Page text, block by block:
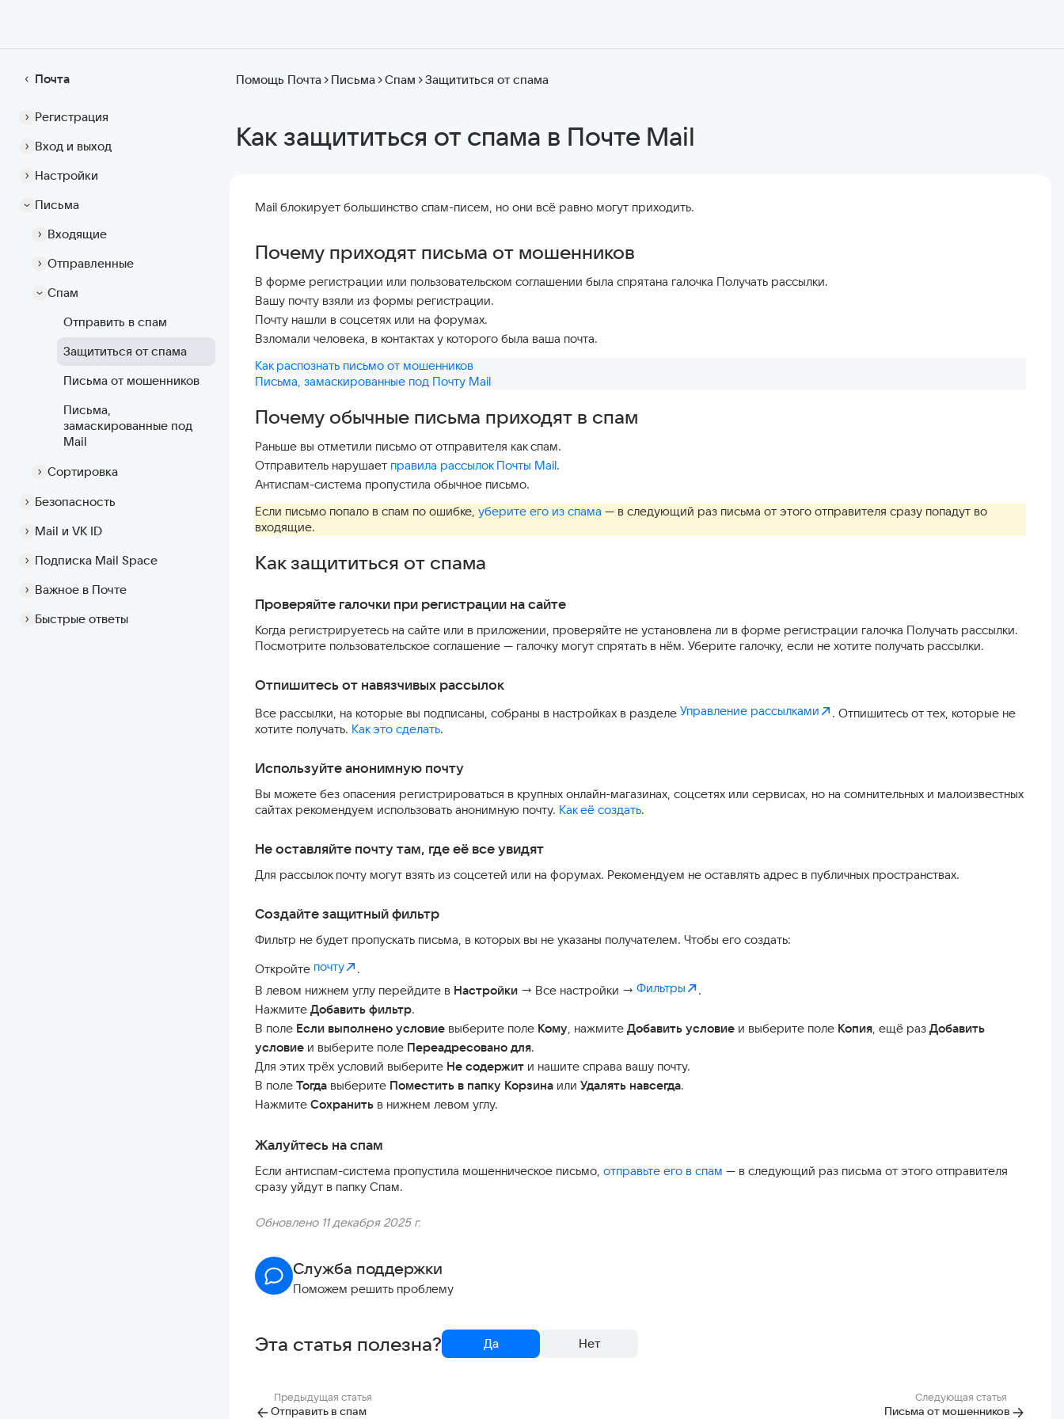
Почта
Регистрация
Вход и выход
Настройки
Письма
Входящие
Отправленные
Спам
Отправить в спам
Защититься от спама
Письма от мошенников
Письма,
замаскированные под
Mail
Сортировка
Безопасность
Mail и VK ID
Подписка Mail Space
Важное в Почте
Быстрые ответы
Помощь Почта Письма Спам Защититься от спама
Как защититься от спама в Почте Mail
Mail блокирует большинство спам-писем, но они всё равно могут приходить.
Почему приходят письма от мошенников
В форме регистрации или пользовательском соглашении была спрятана галочка Получать рассылки.
Вашу почту взяли из формы регистрации.
Почту нашли в соцсетях или на форумах.
Взломали человека, в контактах у которого была ваша почта.
Как распознать письмо от мошенников
Письма, замаскированные под Почту Mail
Почему обычные письма приходят в спам
Раньше вы отметили письмо от отправителя как спам.
Отправитель нарушает правила рассылок Почты Mail.
Антиспам-система пропустила обычное письмо.
Если письмо попало в спам по ошибке, уберите его из спама — в следующий раз письма от этого отправителя сразу попадут во
входящие.
Как защититься от спама
Проверяйте галочки при регистрации на сайте
Когда регистрируетесь на сайте или в приложении, проверяйте не установлена ли в форме регистрации галочка Получать рассылки.
Посмотрите пользовательское соглашение — галочку могут спрятать в нём. Уберите галочку, если не хотите получать рассылки.
Отпишитесь от навязчивых рассылок
Все рассылки, на которые вы подписаны, собраны в настройках в разделе Управление рассылками
. Отпишитесь от тех, которые не
хотите получать. Как это сделать.
Используйте анонимную почту
Вы можете без опасения регистрироваться в крупных онлайн-магазинах, соцсетях или сервисах, но на сомнительных и малоизвестных
сайтах рекомендуем использовать анонимную почту. Как её создать.
Не оставляйте почту там, где её все увидят
Для рассылок почту могут взять из соцсетей или на форумах. Рекомендуем не оставлять адрес в публичных пространствах.
Создайте защитный фильтр
Фильтр не будет пропускать письма, в которых вы не указаны получателем. Чтобы его создать:
Откройте почту
.
В левом нижнем углу перейдите в Настройки → Все настройки → Фильтры
.
Нажмите Добавить фильтр.
В поле Если выполнено условие выберите поле Кому, нажмите Добавить условие и выберите поле Копия, ещё раз Добавить
условие и выберите поле Переадресовано для.
Для этих трёх условий выберите Не содержит и нашите справа вашу почту.
В поле Тогда выберите Поместить в папку Корзина или Удалять навсегда.
Нажмите Сохранить в нижнем левом углу.
Жалуйтесь на спам
Если антиспам-система пропустила мошенническое письмо, отправьте его в спам — в следующий раз письма от этого отправителя
сразу уйдут в папку Спам.
Обновлено 11 декабря 2025 г.
Служба поддержки
Поможем решить проблему
Эта статья полезна? Да Нет
Предыдущая статья
Отправить в спам
Следующая статья
Письма от мошенников